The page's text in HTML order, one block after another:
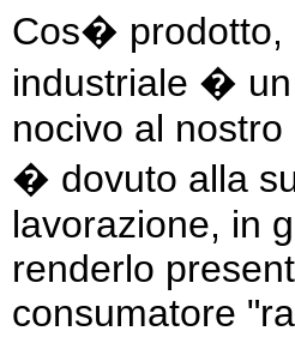
Cos� prodotto,
industriale �
nocivo al
� dovuto alla
lavorazione, in
renderlo
consumatore